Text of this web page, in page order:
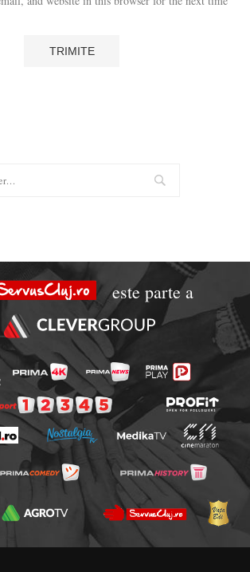
este parte a